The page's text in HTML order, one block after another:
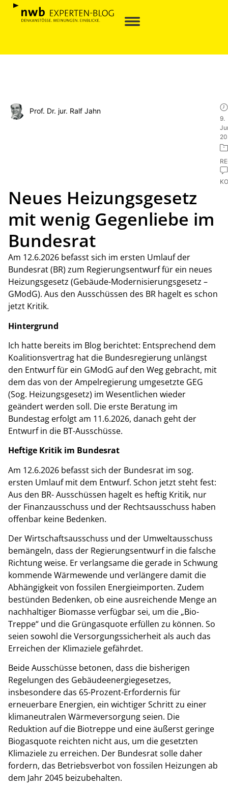
Prof. Dr. jur. Ralf Jahn
9.
Neues Heizungsgesetz
mit wenig Gegenliebe im
Bundesrat
Am 12.6.2026 befasst sich im ersten Umlauf der
Bundesrat (BR) zum Regierungsentwurf für ein neues
Heizungsgesetz (Gebäude-Modernisierungsgesetz –
GModG). Aus den Ausschüssen des BR hagelt es schon
jetzt Kritik.
Hintergrund
Ich hatte bereits im Blog berichtet: Entsprechend dem
Koalitionsvertrag hat die Bundesregierung unlängst
den Entwurf für ein GModG auf den Weg gebracht, mit
dem das von der Ampelregierung umgesetzte GEG
(Sog. Heizungsgesetz) im Wesentlichen wieder
geändert werden soll. Die erste Beratung im
Bundestag erfolgt am 11.6.2026, danach geht der
Entwurf in die BT-Ausschüsse.
Heftige Kritik im Bundesrat
Am 12.6.2026 befasst sich der Bundesrat im sog.
ersten Umlauf mit dem Entwurf. Schon jetzt steht fest:
Aus den BR- Ausschüssen hagelt es heftig Kritik, nur
der Finanzausschuss und der Rechtsausschuss haben
offenbar keine Bedenken.
Der Wirtschaftsausschuss und der Umweltausschuss
bemängeln, dass der Regierungsentwurf in die falsche
Richtung weise. Er verlangsame die gerade in Schwung
kommende Wärmewende und verlängere damit die
Abhängigkeit von fossilen Energieimporten. Zudem
bestünden Bedenken, ob eine ausreichende Menge an
nachhaltiger Biomasse verfügbar sei, um die „Bio-
Treppe“ und die Grüngasquote erfüllen zu können. So
seien sowohl die Versorgungssicherheit als auch das
Erreichen der Klimaziele gefährdet.
Beide Ausschüsse betonen, dass die bisherigen
Regelungen des Gebäudeenergiegesetzes,
insbesondere das 65-Prozent-Erfordernis für
erneuerbare Energien, ein wichtiger Schritt zu einer
klimaneutralen Wärmeversorgung seien. Die
Reduktion auf die Biotreppe und eine äußerst geringe
Biogasquote reichten nicht aus, um die gesetzten
Klimaziele zu erreichen. Der Bundesrat solle daher
fordern, das Betriebsverbot von fossilen Heizungen ab
dem Jahr 2045 beizubehalten.